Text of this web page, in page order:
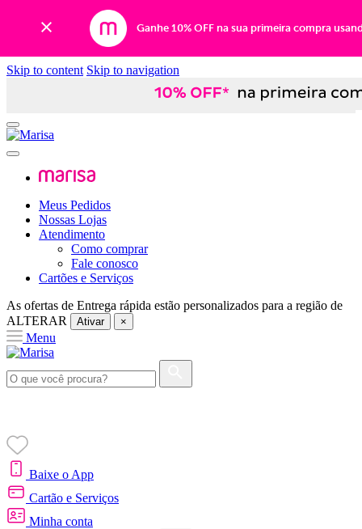
Ganhe 10% OFF na sua primeira compra
Skip to content Skip to navigation
Meus Pedidos
Nossas Lojas
Atendimento
Como comprar
Fale conosco
Cartões e Serviços
As ofertas de Entrega rápida estão personalizados para a região de
ALTERAR
Ativar ×
Menu
Baixe o App
Cartão e Serviços
Minha conta